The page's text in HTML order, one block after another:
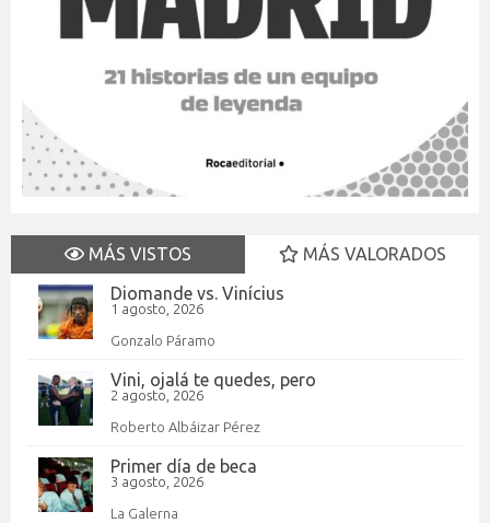
MÁS VISTOS
MÁS VALORADOS
Diomande vs. Vinícius
1 agosto, 2026
Gonzalo Páramo
Vini, ojalá te quedes, pero
2 agosto, 2026
Roberto Albáizar Pérez
Primer día de beca
3 agosto, 2026
La Galerna